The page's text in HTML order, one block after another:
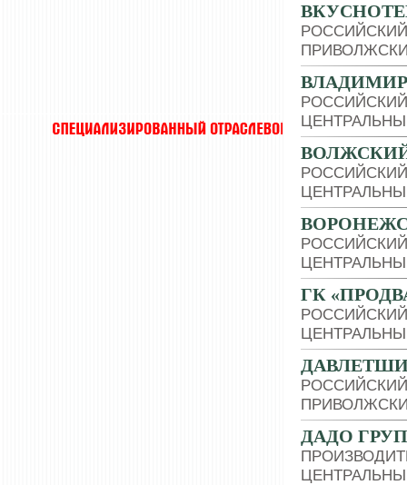
ГК
ДАДО